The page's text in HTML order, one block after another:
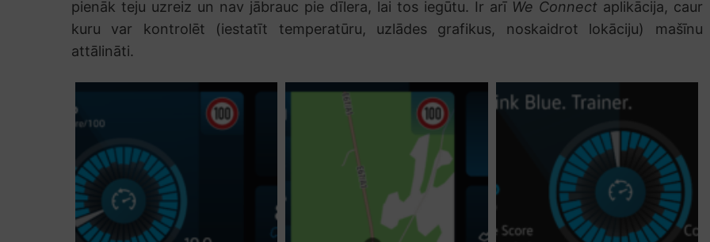
pienāk teju uzreiz un nav jābrauc pie dīlera, lai tos iegūtu. Ir arī We Connect aplikācija, caur
kuru var kontrolēt (iestatīt temperatūru, uzlādes grafikus, noskaidrot lokāciju) mašīnu
attālināti.